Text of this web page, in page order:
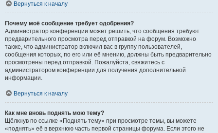
Вернуться к началу
Почему моё сообщение требует одобрения?
Администратор конференции может решить, что сообщения требуют
предварительного просмотра перед отправкой на форум. Возможно
также, что администратор включил вас в группу пользователей,
сообщения которых, по его или её мнению, должны быть предварительно
просмотрены перед отправкой. Пожалуйста, свяжитесь с
администратором конференции для получения дополнительной
информации.
Вернуться к началу
Как мне вновь поднять мою тему?
Щёлкнув по ссылке «Поднять тему» при просмотре темы, вы можете
«поднять» её в верхнюю часть первой страницы форума. Если этого не